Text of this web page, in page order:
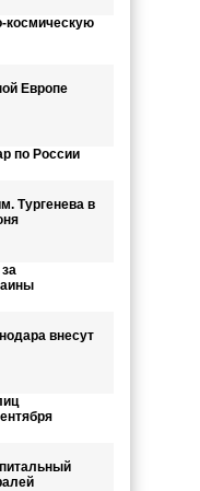
космическую
Европе
по России
Тургенева в
внесут